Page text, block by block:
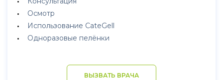
Осмотр
Использование CateGell
Одноразовые пелёнки
ВЫЗВАТЬ ВРАЧА